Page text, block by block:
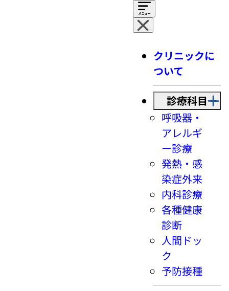
クリニックに
ついて
診療科目
呼吸器・
アレルギ
ー診療
発熱・感
染症外来
内科診療
各種健康
診断
人間ドッ
ク
予防接種